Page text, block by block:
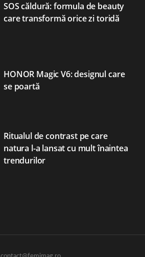
SOS căldură: formula de beauty
care transformă orice zi toridă
HONOR Magic V6: designul care
se poartă
Ritualul de contrast pe care
natura l-a lansat cu mult înaintea
trendurilor